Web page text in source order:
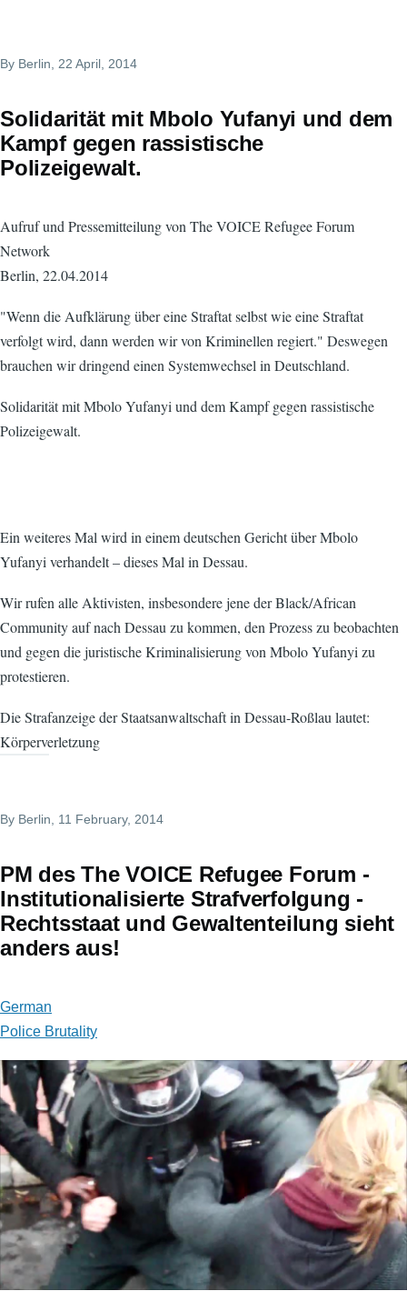
By Berlin , 22 April, 2014
Solidarität mit Mbolo Yufanyi und dem
Kampf gegen rassistische
Polizeigewalt.
Aufruf und Pressemitteilung von The VOICE Refugee Forum
Network
Berlin, 22.04.2014
"Wenn die Aufklärung über eine Straftat selbst wie eine Straftat
verfolgt wird, dann werden wir von Kriminellen regiert." Deswegen
brauchen wir dringend einen Systemwechsel in Deutschland.
Solidarität mit Mbolo Yufanyi und dem Kampf gegen rassistische
Polizeigewalt.
Ein weiteres Mal wird in einem deutschen Gericht über Mbolo
Yufanyi verhandelt – dieses Mal in Dessau.
Wir rufen alle Aktivisten, insbesondere jene der Black/African
Community auf nach Dessau zu kommen, den Prozess zu beobachten
und gegen die juristische Kriminalisierung von Mbolo Yufanyi zu
protestieren.
Die Strafanzeige der Staatsanwaltschaft in Dessau-Roßlau lautet:
Körperverletzung
By Berlin, 11 February, 2014
PM des The VOICE Refugee Forum -
Institutionalisierte Strafverfolgung -
Rechtsstaat und Gewaltenteilung sieht
anders aus!
German
Police Brutality